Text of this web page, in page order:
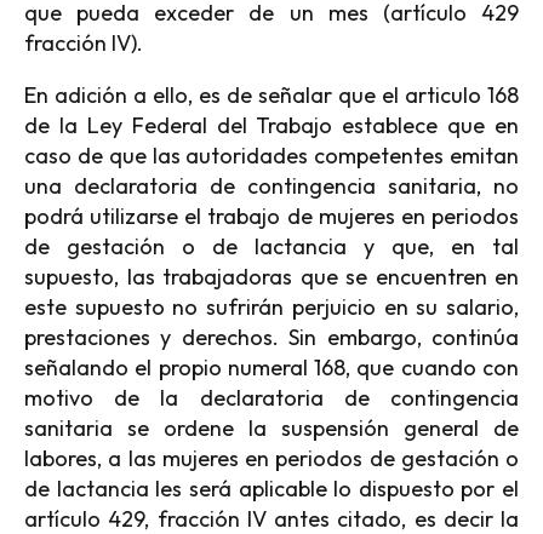
que pueda exceder de un mes (artículo 429
fracción IV).
En adición a ello, es de señalar que el articulo 168
de la Ley Federal del Trabajo establece que en
caso de que las autoridades competentes emitan
una declaratoria de contingencia sanitaria, no
podrá utilizarse el trabajo de mujeres en periodos
de gestación o de lactancia y que, en tal
supuesto, las trabajadoras que se encuentren en
este supuesto no sufrirán perjuicio en su salario,
prestaciones y derechos. Sin embargo, continúa
señalando el propio numeral 168, que cuando con
motivo de la declaratoria de contingencia
sanitaria se ordene la suspensión general de
labores, a las mujeres en periodos de gestación o
de lactancia les será aplicable lo dispuesto por el
artículo 429, fracción IV antes citado, es decir la